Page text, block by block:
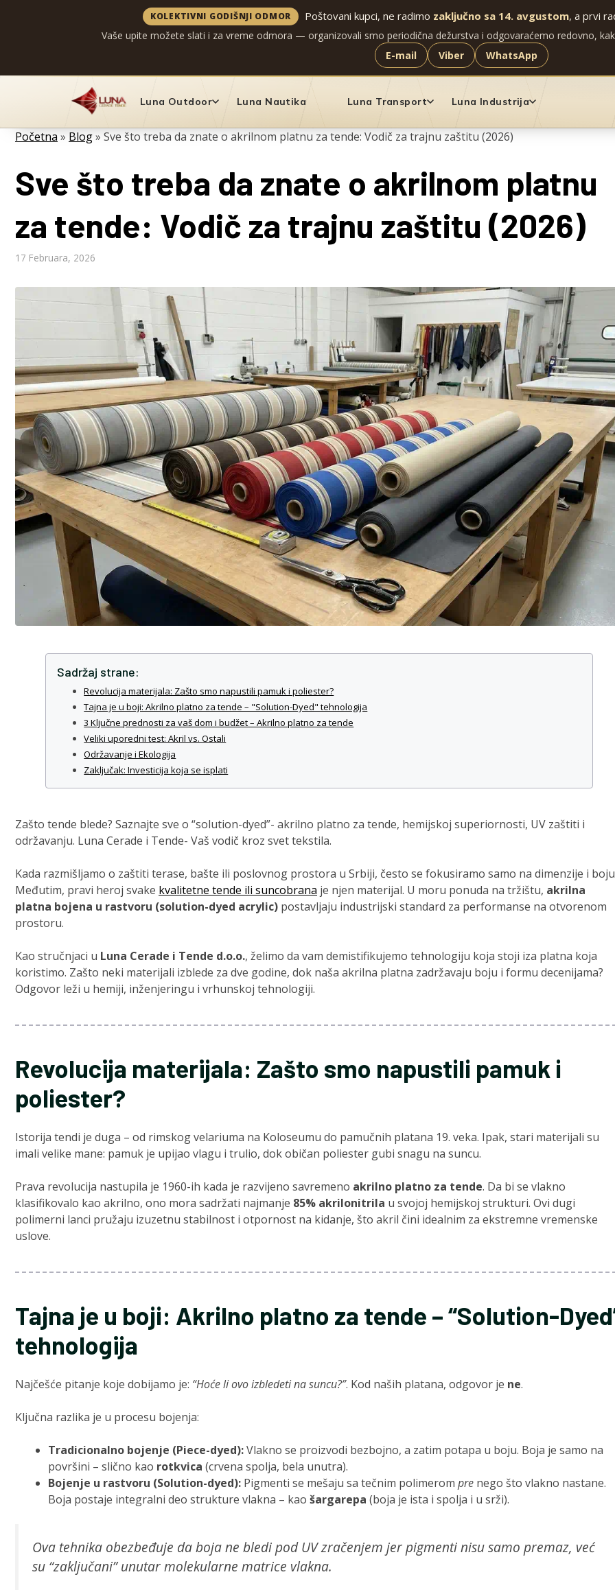
KOLEKTIVNI GODIŠNJI ODMOR Poštovani kupci, ne radimo zaključno sa 14. avgustom, a prvi
Vaše upite možete slati i za vreme odmora — organizovali smo periodična dežurstva i odgovaraćemo redovno,
E-mail
Viber WhatsApp
Luna Outdoor Luna Nautika Luna Transport Luna Industrija
Početna » Blog» Sve što treba da znate o akrilnom platnu za tende: Vodič za trajnu zaštitu (2026)
Sve što treba da znate o akrilnom platnu
za tende: Vodič za trajnu zaštitu (2026)
17 Februara, 2026
Sadržaj strane:
Revolucija materijala: Zašto smo napustili pamuk i poliester?
Tajna je u boji: Akrilno platno za tende – "Solution-Dyed" tehnologija
3 Ključne prednosti za vaš dom i budžet – Akrilno platno za tende
Veliki uporedni test: Akril vs. Ostali
Održavanje i Ekologija
Zaključak: Investicija koja se isplati
Zašto tende blede? Saznajte sve o “solution-dyed”- akrilno platno za tende, hemijskoj superiornosti, UV zaštiti i
održavanju. Luna Cerade i Tende- Vaš vodič kroz svet tekstila.
Kada razmišljamo o zaštiti terase, bašte ili poslovnog prostora u Srbiji, često se fokusiramo samo na dimenzije i
Međutim, pravi heroj svake kvalitetne tende ili suncobrana je njen materijal. U moru ponuda na tržištu, akrilna
platna bojena u rastvoru (solution-dyed acrylic) postavljaju industrijski standard za performanse na otvorenom
prostoru.
Kao stručnjaci u Luna Cerade i Tende d.o.o., želimo da vam demistifikujemo tehnologiju koja stoji iza platna koja
koristimo. Zašto neki materijali izblede za dve godine, dok naša akrilna platna zadržavaju boju i formu decenijama?
Odgovor leži u hemiji, inženjeringu i vrhunskoj tehnologiji.
Revolucija materijala: Zašto smo napustili pamuk i
poliester?
Istorija tendi je duga – od rimskog velariuma na Koloseumu do pamučnih platana 19. veka. Ipak, stari materijali su
imali velike mane: pamuk je upijao vlagu i trulio, dok običan poliester gubi snagu na suncu.
Prava revolucija nastupila je 1960-ih kada je razvijeno savremeno akrilno platno za tende. Da bi se vlakno
klasifikovalo kao akrilno, ono mora sadržati najmanje 85% akrilonitrila u svojoj hemijskoj strukturi. Ovi dugi
polimerni lanci pružaju izuzetnu stabilnost i otpornost na kidanje, što akril čini idealnim za ekstremne vremenske
uslove.
Tajna je u boji: Akrilno platno za tende – “Solution-
tehnologija
Najčešće pitanje koje dobijamo je: “Hoće li ovo izbledeti na suncu?”. Kod naših platana, odgovor je ne.
Ključna razlika je u procesu bojenja:
Tradicionalno bojenje (Piece-dyed):Vlakno se proizvodi bezbojno, a zatim potapa u boju. Boja je samo na
površini – slično kao rotkvica (crvena spolja, bela unutra).
Bojenje u rastvoru (Solution-dyed): Pigmenti se mešaju sa tečnim polimerom pre nego što vlakno nastane.
Boja postaje integralni deo strukture vlakna – kao šargarepa (boja je ista i spolja i u srži).
Ova tehnika obezbeđuje da boja ne bledi pod UV zračenjem jer pigmenti nisu samo premaz, već
su “zaključani” unutar molekularne matrice vlakna.